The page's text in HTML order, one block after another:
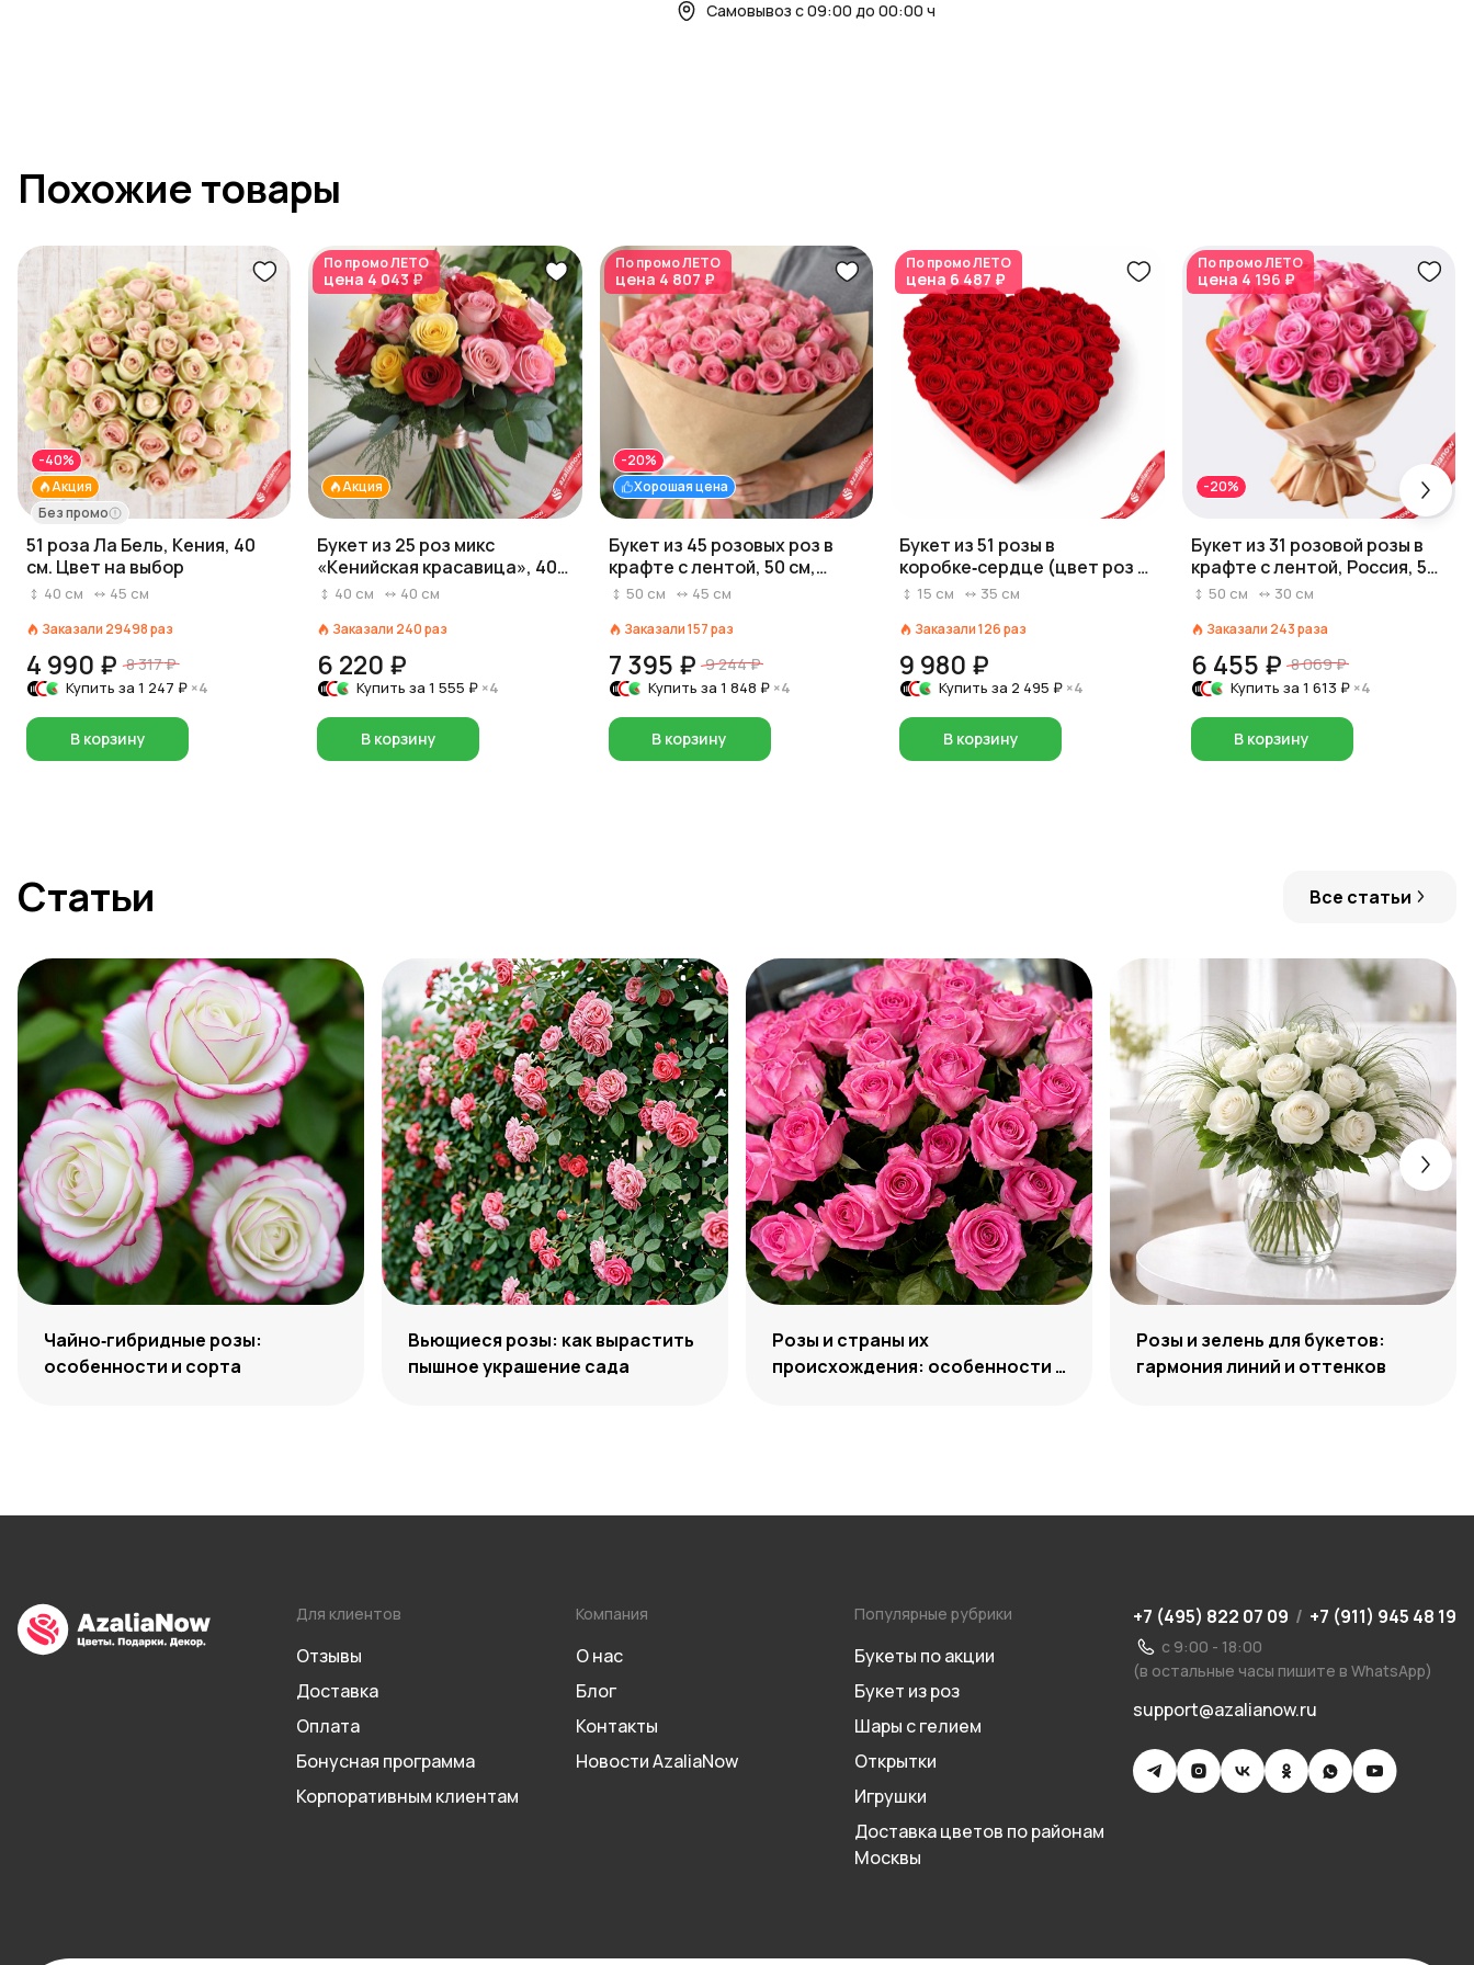
Самовывоз с 09:00 до 00:00 ч
Похожие товары
Акция
-40%
Без промо
51 роза Ла Бель, Кения, 40
см. Цвет на выбор
40 см 45 см
Заказали 29498раз
4 990 ₽ 8 317 ₽
Купить за 1 247 ₽ ×4
В корзину
По промоЛЕТО
цена 4 043 ₽
Акция
Букет из 25 роз микс
«Кенийская красавица», 40
см40 см 40 см
Заказали 240раз
6 220 ₽
Купить за1 555 ₽ ×4
В корзину
По промоЛЕТО
цена 4 807 ₽
Хорошая цена
-20%
Букет из 45 розовых роз в
крафте с лентой, 50 см,
Россия
50 см 45 см
Заказали157раз
7 395 ₽ 9 244 ₽
Купить за 1 848 ₽ ×4
В корзину
По промоЛЕТО
цена 6 487 ₽
Букет из 51 розы в
коробке‑сердце (цвет роз и
коробки на выбор: красный/
15 см 35 см
Заказали126раз
9 980 ₽
Купить за 2 495 ₽ ×4
В корзину
По промоЛЕТО
цена 4 196 ₽
-20%
Букет из 31 розовой розы в
крафте с лентой, Россия, 50
см50 см 30 см
Заказали 243раза
6 455 ₽ 8 069 ₽
Купить за 1 613 ₽ ×4
В корзину
Статьи Все статьи
Чайно‑гибридные розы:
особенности и сорта
Вьющиеся розы: как вырастить
пышное украшение сада
Розы и страны их
происхождения: особенности и
Розы и зелень для букетов:
гармония линий и оттенков
Для клиентов
Отзывы
Доставка
Оплата
Бонусная программа
Корпоративным клиентам
Компания
О нас
Блог
Контакты
Новости AzaliaNow
Популярные рубрики
Букеты по акции
Букет из роз
Шары с гелием
Открытки
Игрушки
Доставка цветов по районам
Москвы
+7 (495) 822 07 09 / +7 (911) 945 48 19
с 9:00 - 18:00
(в остальные часы пишите в WhatsApp)
support@azalianow.ru